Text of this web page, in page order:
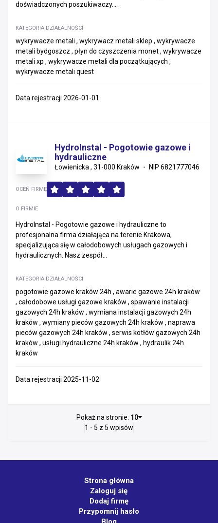
doświadczonych poszukiwaczy....
KATEGORIA DZIAŁALNOŚCI
wykrywacze metali , wykrywacz metali sklep , wykrywacze
metali bydgoszcz , płyn do czyszczenia monet , wykrywacze
metali xp , wykrywacze metali dla początkujących ,
wykrywacze metali quest
Data rejestracji 2026-01-01
HydroInstal - Pogotowie gazowe i
hydrauliczne
Łowienicka , 31-000 Kraków NIP 6821777046
O FIRMIE
HydroInstal - Pogotowie gazowe i hydrauliczne to
profesjonalna firma działająca na terenie Krakowa,
specjalizująca się w całodobowych usługach gazowych i
hydraulicznych. Nasz zespół...
KATEGORIA DZIAŁALNOŚCI
pogotowie gazowe kraków 24h , awarie gazowe 24h kraków
, całodobowe usługi gazowe kraków , spawanie instalacji
gazowych 24h kraków , wymiana instalacji gazowych 24h
kraków , wymiany pieców gazowych 24h kraków , naprawa
pieców gazowych 24h kraków , serwis kotłów gazowych 24h
kraków , usługi hydrauliczne 24h kraków , hydraulik 24h
kraków
OCEŃ FIRMĘ
Data rejestracji 2025-11-02
Pokaż na stronie: 10
1 - 5 z 5 wpisów
Strona główna
Zaloguj się
Dodaj firmę
Przypomnij hasło